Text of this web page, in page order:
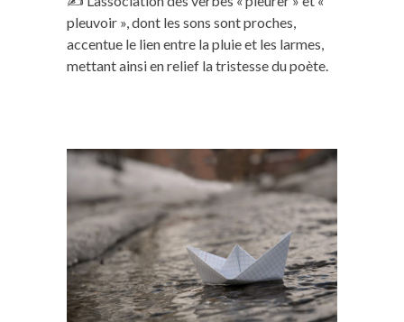
pleuvoir », dont les sons sont proches,
accentue le lien entre la pluie et les larmes,
mettant ainsi en relief la tristesse du poète.